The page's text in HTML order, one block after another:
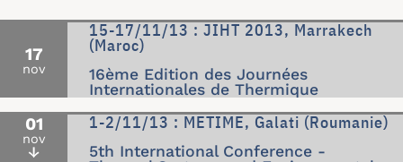
17
nov
15-17/11/13 : JIHT 2013, Marrakech
(Maroc)
16ème Edition des Journées
Internationales de Thermique
01
nov
↓
1-2/11/13 : METIME, Galati (Roumanie)
5th International Conference -